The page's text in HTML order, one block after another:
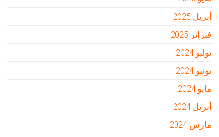
أبريل 2025
فبراير 2025
يوليو 2024
يونيو 2024
مايو 2024
أبريل 2024
مارس 2024